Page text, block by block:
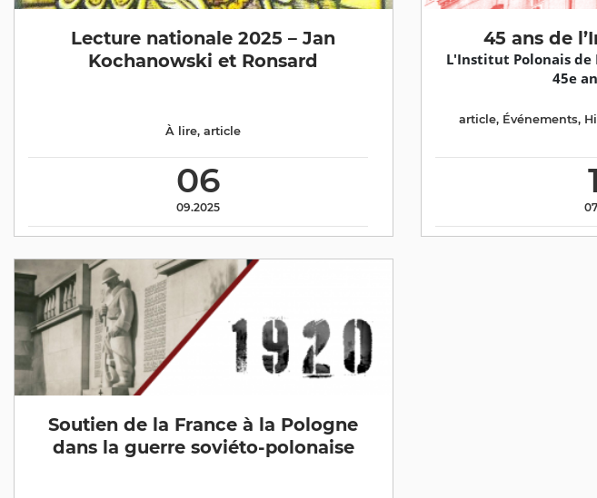
Lecture nationale 2025 – Jan
Kochanowski et Ronsard
06
09.2025
À lire,article
45 ans de
L'Institut Polonais de
45e
article, Événements,
Soutien de la France à la Pologne
dans la guerre soviéto-polonaise